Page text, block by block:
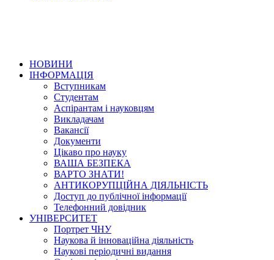
НОВИНИ
ІНФОРМАЦІЯ
Вступникам
Студентам
Аспірантам і науковцям
Викладачам
Вакансії
Документи
Цікаво про науку
ВАША БЕЗПЕКА
ВАРТО ЗНАТИ!
АНТИКОРУПЦІЙНА ДІЯЛЬНІСТЬ
Доступ до публічної інформації
Телефонний довідник
УНІВЕРСИТЕТ
Портрет ЧНУ
Наукова й інноваційна діяльність
Наукові періодичні видання